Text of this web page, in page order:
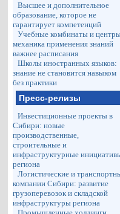
Высшее и дополнительное
образование, которое не
гарантирует компетенций
Учебные комбинаты и
механика применения знаний
важнее расписания
Школы иностранных языков:
знание не становится навыком
без практики
Пресс-релизы
Инвестиционные проекты в
Сибири: новые
производственные,
строительные и
инфраструктурные
региона
Логистические и
компании Сибири: развитие
грузоперевозок и складской
инфраструктуры региона